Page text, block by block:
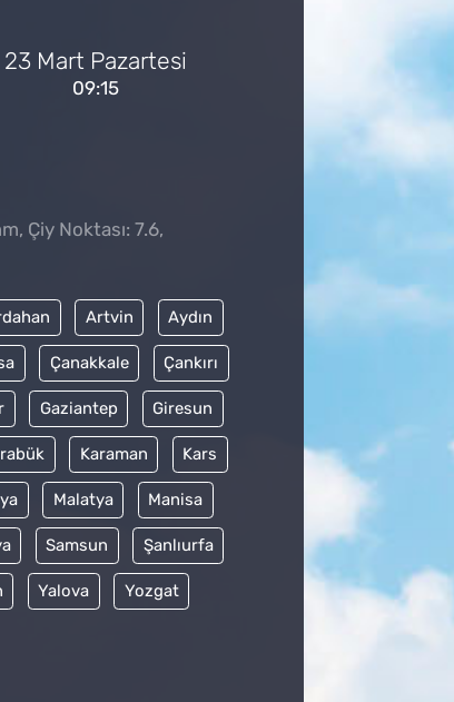
23 Mart Pazartesi
09:15
Çiy Noktası: 7.6,
Artvin Aydın
Çanakkale Çankırı
Gaziantep Giresun
Karaman Kars
Malatya Manisa
Samsun Şanlıurfa
Yalova Yozgat